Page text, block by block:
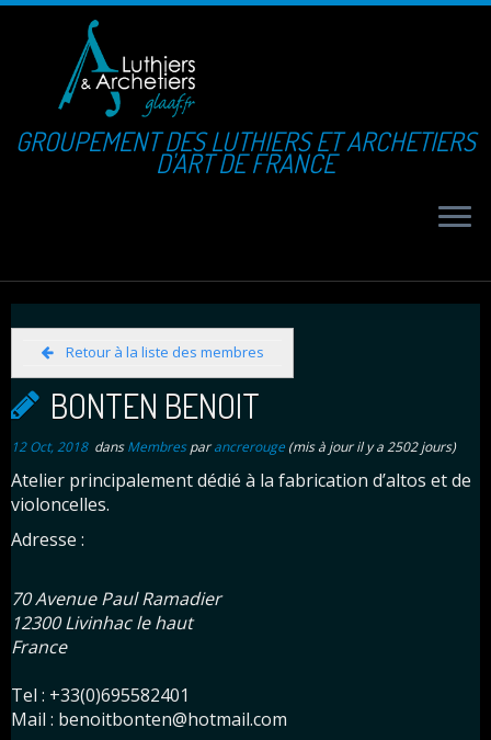
GROUPEMENT DES LUTHIERS ET ARCHETIERS
D'ART DE FRANCE
Retour à la liste des membres
BONTEN BENOIT
12 Oct, 2018dansMembresparancrerouge (mis à jour il y a 2502 jours)
Atelier principalement dédié à la fabrication d’altos et de
violoncelles.
Adresse :
70 Avenue Paul Ramadier
12300 Livinhac le haut
France
Tel : +33(0)695582401
Mail : benoitbonten@hotmail.com